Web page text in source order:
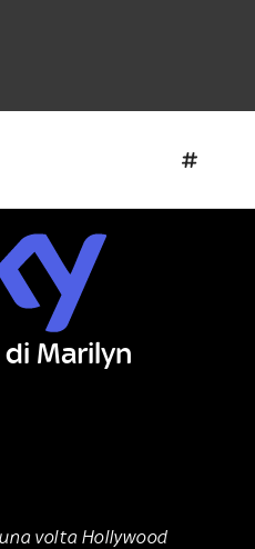
Marilyn
una volta Hollywood